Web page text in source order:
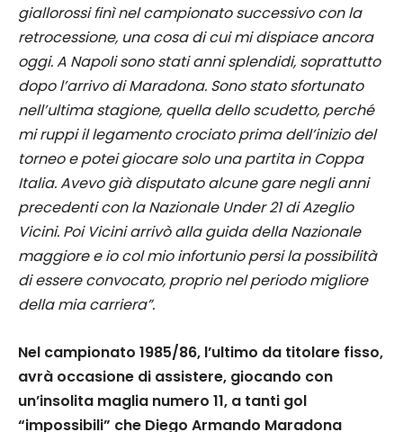
giallorossi finì nel campionato successivo con la
retrocessione, una cosa di cui mi dispiace ancora
oggi. A Napoli sono stati anni splendidi, soprattutto
dopo l’arrivo di Maradona. Sono stato sfortunato
nell’ultima stagione, quella dello scudetto, perché
mi ruppi il legamento crociato prima dell’inizio del
torneo e potei giocare solo una partita in Coppa
Italia. Avevo già disputato alcune gare negli anni
precedenti con la Nazionale Under 21 di Azeglio
Vicini. Poi Vicini arrivò alla guida della Nazionale
maggiore e io col mio infortunio persi la possibilità
di essere convocato, proprio nel periodo migliore
della mia carriera”.
Nel campionato 1985/86, l’ultimo da titolare fisso,
avrà occasione di assistere, giocando con
un’insolita maglia numero 11, a tanti gol
“impossibili” che Diego Armando Maradona